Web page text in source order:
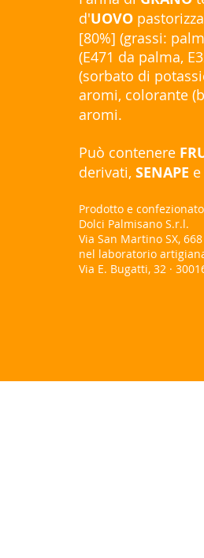
d'UOVO
[80%] (grassi:
(E471 da palma,
(sorbato di
aromi, colorante
aromi.
Può contenere
derivati, SENAPE
Prodotto e
Dolci Palmisano S.r.l.
Via San Martino SX,
nel laboratorio
Via E. Bugatti, 32 ·